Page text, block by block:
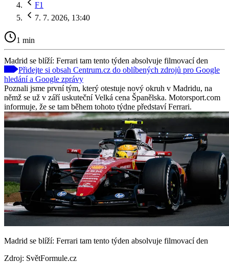
F1
7. 7. 2026, 13:40
1 min
Madrid se blíží: Ferrari tam tento týden absolvuje filmovací den
Přidejte si obsah Centrum.cz do oblíbených zdrojů pro Google
hledání a Google zprávy
Poznali jsme první tým, který otestuje nový okruh v Madridu, na
němž se už v září uskuteční Velká cena Španělska. Motorsport.com
informuje, že se tam během tohoto týdne představí Ferrari.
Madrid se blíží: Ferrari tam tento týden absolvuje filmovací den
Zdroj: SvětFormule.cz